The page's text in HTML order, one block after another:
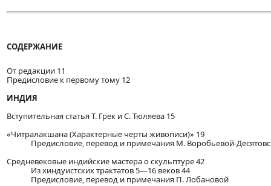
СОДЕРЖАНИЕ
От редакции 11
Предисловие к первому тому 12
ИНДИЯ
Вступительная статья Т. Грек и С. Тюляева 15
«Читралакшана (Характерные черты живописи)» 19
Предисловие, перевод и примечания М. Воробьевой-
Средневековые индийские мастера о скульптуре 42
Из хиндуистских трактатов 5—16 веков 44
Предисловие, перевод и примечания П. Лобановой